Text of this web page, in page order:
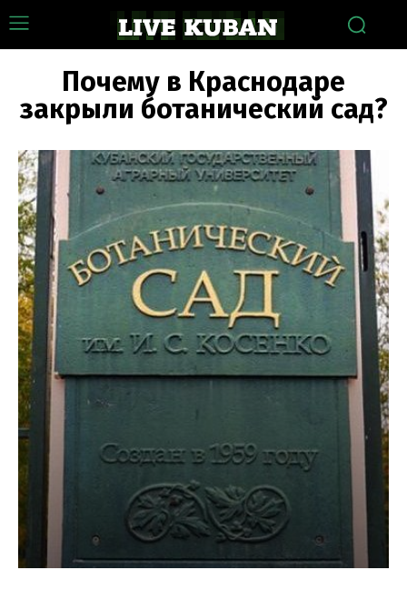
Почему в Краснодаре
закрыли ботанический сад?